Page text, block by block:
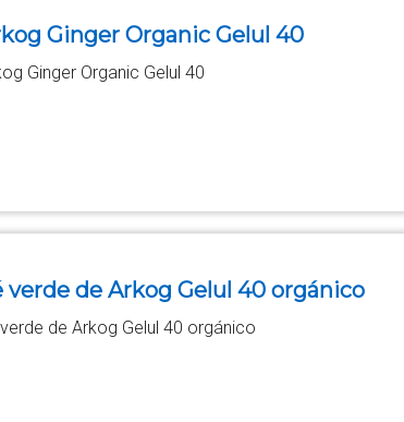
Ginger Organic Gelul 40
Ginger Organic Gelul 40
verde de Arkog Gelul 40 orgánico
de Arkog Gelul 40 orgánico